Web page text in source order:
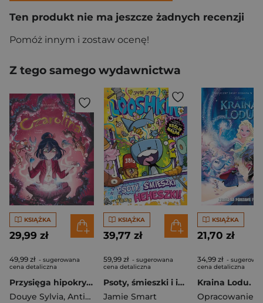
Ten produkt nie ma jeszcze żadnych recenzji
Pomóż innym i zostaw ocenę!
Z tego samego wydawnictwa
KSIĄŻKA
29,99 zł
49,99 zł - sugerowana
cena detaliczna
Przysięga hipokrytki. Czarolina. Tom 7
Douye Sylvia, Antista Paola
KSIĄŻKA
39,77 zł
59,99 zł - sugerowana
cena detaliczna
Psoty, śmieszki i inne heheszki. Looshkin. Tom 2
Jamie Smart
KSIĄŻKA
21,70 zł
34,99 zł -
cena detaliczna